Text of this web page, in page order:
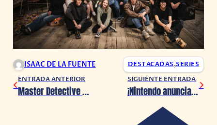
ISAAC DE LA FUENTE DESTACADAS,SERIES
ENTRADA ANTERIOR
Master Detective Archives: RAIN CODE+ llegará a consolas en julio 2024
SIGUIENTE ENTRADA
¡Nintendo anuncia un Direct y confirma primeros detalles del Nintendo Switch 2!